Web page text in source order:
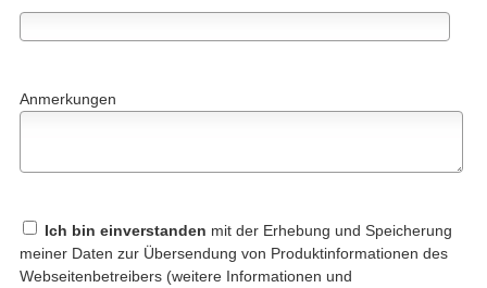
Anmerkungen
Ich bin einverstanden mit der Erhebung und Speicherung
meiner Daten zur Übersendung von Produktinformationen des
Webseitenbetreibers (weitere Informationen und